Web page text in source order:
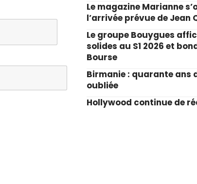
Le magazine Marianne
l’arrivée prévue de Jean
Le groupe Bouygues
solides au S1 2026 et
Bourse
Birmanie : quarante ans
oubliée
Hollywood continue de